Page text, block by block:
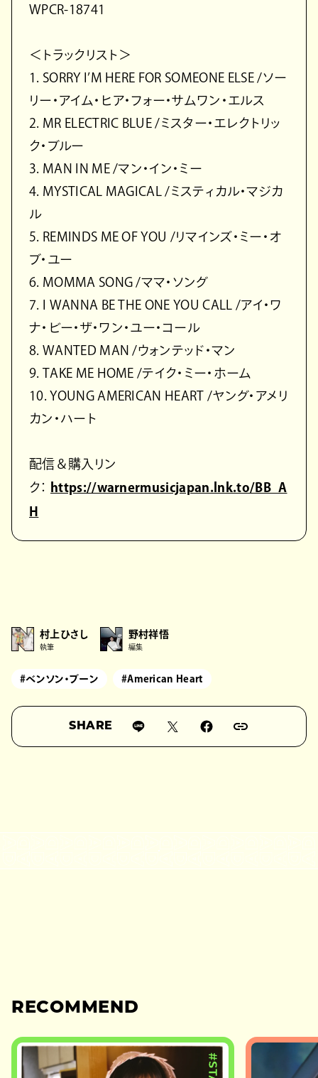
WPCR-18741
＜トラックリスト＞
1. SORRY I’M HERE FOR SOMEONE ELSE /ソー
リー・アイム・ヒア・フォー・サムワン・エルス
2. MR ELECTRIC BLUE /ミスター・エレクトリッ
ク・ブルー
3. MAN IN ME /マン・イン・ミー
4. MYSTICAL MAGICAL /ミスティカル・マジカ
ル
5. REMINDS ME OF YOU /リマインズ・ミー・オ
ブ・ユー
6. MOMMA SONG /ママ・ソング
7. I WANNA BE THE ONE YOU CALL /アイ・ワ
ナ・ビー・ザ・ワン・ユー・コール
8. WANTED MAN /ウォンテッド・マン
9. TAKE ME HOME /テイク・ミー・ホーム
10. YOUNG AMERICAN HEART /ヤング・アメリ
カン・ハート
配信＆購入リン
ク：
https://warnermusicjapan.lnk.to/BB_A
H
村上ひさし
執筆
野村祥悟
編集
#ベンソン・ブーン #American Heart
SHARE
RECOMMEND